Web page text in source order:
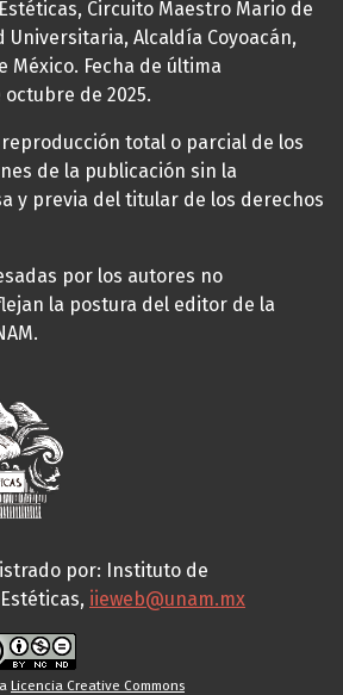
Circuito Maestro Mario de
Universitaria, Alcaldía Coyoacán,
México. Fecha de última
de 2025.
total o parcial de los
de la publicación sin la
y previa del titular de los derechos
por los autores no
la postura del editor de la
por: Instituto de
iieweb@unam.mx
Licencia Creative Commons